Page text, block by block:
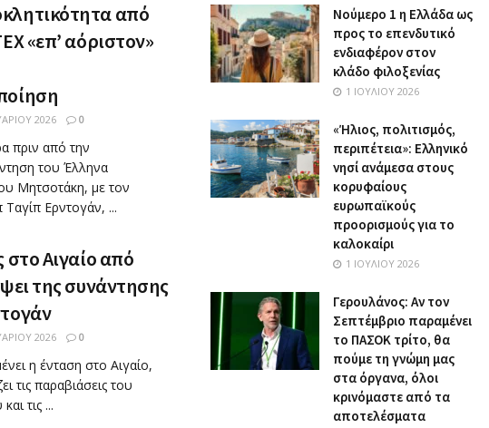
από
«επ’ αόριστον»
2026 0
πριν από την
του Έλληνα
Μητσοτάκη, με τον
Ερντογάν, ...
στο Αιγαίο από
της συνάντησης
2026 0
η ένταση στο Αιγαίο,
τις παραβιάσεις του
τις ...
Nούμερο 1 η Ελλάδα ως
προς το επενδυτικό
ενδιαφέρον στον
κλάδο φιλοξενίας
1 ΙΟΥΛΊΟΥ 2026
«Ήλιος, πολιτισμός,
περιπέτεια»: Ελληνικό
νησί ανάμεσα στους
κορυφαίους
ευρωπαϊκούς
προορισμούς για το
καλοκαίρι
1 ΙΟΥΛΊΟΥ 2026
Γερουλάνος: Αν τον
Σεπτέμβριο παραμένει
το ΠΑΣΟΚ τρίτο, θα
πούμε τη γνώμη μας
στα όργανα, όλοι
κρινόμαστε από τα
αποτελέσματα